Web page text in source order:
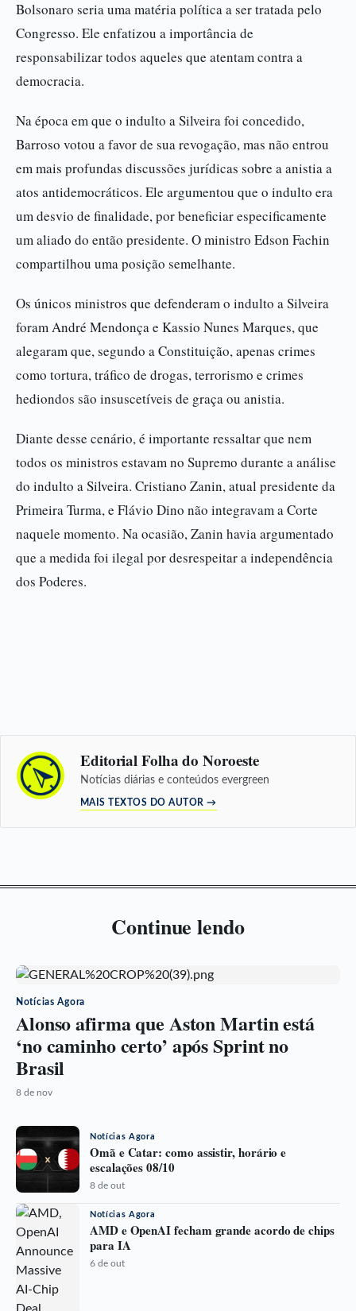
Bolsonaro seria uma matéria política a ser tratada pelo
Congresso. Ele enfatizou a importância de
responsabilizar todos aqueles que atentam contra a
democracia.
Na época em que o indulto a Silveira foi concedido,
Barroso votou a favor de sua revogação, mas não entrou
em mais profundas discussões jurídicas sobre a anistia a
atos antidemocráticos. Ele argumentou que o indulto era
um desvio de finalidade, por beneficiar especificamente
um aliado do então presidente. O ministro Edson Fachin
compartilhou uma posição semelhante.
Os únicos ministros que defenderam o indulto a Silveira
foram André Mendonça e Kassio Nunes Marques, que
alegaram que, segundo a Constituição, apenas crimes
como tortura, tráfico de drogas, terrorismo e crimes
hediondos são insuscetíveis de graça ou anistia.
Diante desse cenário, é importante ressaltar que nem
todos os ministros estavam no Supremo durante a análise
do indulto a Silveira. Cristiano Zanin, atual presidente da
Primeira Turma, e Flávio Dino não integravam a Corte
naquele momento. Na ocasião, Zanin havia argumentado
que a medida foi ilegal por desrespeitar a independência
dos Poderes.
Editorial Folha do Noroeste
Notícias diárias e conteúdos evergreen
MAIS TEXTOS DO AUTOR →
Continue lendo
Notícias Agora
Alonso afirma que Aston Martin está
‘no caminho certo’ após Sprint no
Brasil
8 de nov
Notícias Agora
Omã e Catar: como assistir, horário e
escalações 08/10
8 de out
Notícias Agora
AMD e OpenAI fecham grande acordo de chips
para IA
6 de out